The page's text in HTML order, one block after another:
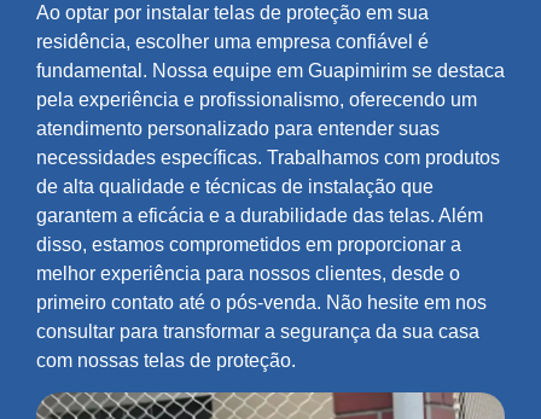
Ao optar por instalar telas de proteção em sua
residência, escolher uma empresa confiável é
fundamental. Nossa equipe em Guapimirim se destaca
pela experiência e profissionalismo, oferecendo um
atendimento personalizado para entender suas
necessidades específicas. Trabalhamos com produtos
de alta qualidade e técnicas de instalação que
garantem a eficácia e a durabilidade das telas. Além
disso, estamos comprometidos em proporcionar a
melhor experiência para nossos clientes, desde o
primeiro contato até o pós-venda. Não hesite em nos
consultar para transformar a segurança da sua casa
com nossas telas de proteção.